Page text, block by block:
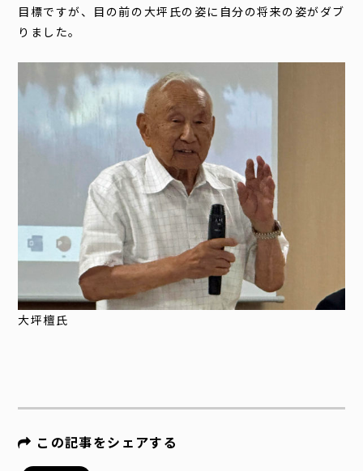
目標ですが、目の前の大坪氏の姿に自分の将来の姿がダブ
りました。
大坪檀氏
この記事をシェアする